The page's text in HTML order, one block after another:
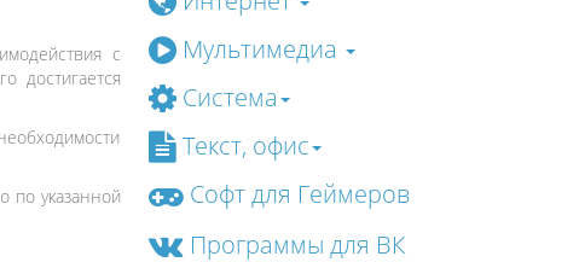
с
достигается
по указанной
Мультимедиа
Система
Текст, офис
Софт для Геймеров
Программы для ВК